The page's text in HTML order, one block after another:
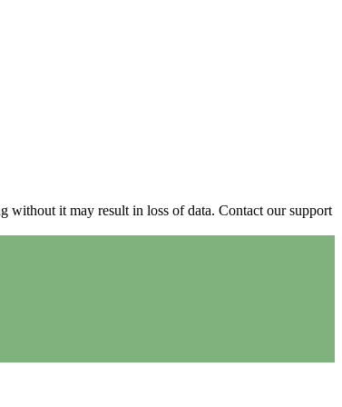
it may result in loss of data. Contact our support